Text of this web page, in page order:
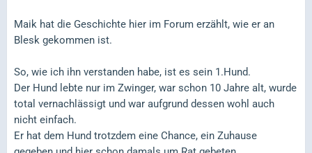
Maik hat die Geschichte hier im Forum erzählt, wie er an
Blesk gekommen ist.
So, wie ich ihn verstanden habe, ist es sein 1.Hund.
Der Hund lebte nur im Zwinger, war schon 10 Jahre alt, wurde
total vernachlässigt und war aufgrund dessen wohl auch
nicht einfach.
Er hat dem Hund trotzdem eine Chance, ein Zuhause